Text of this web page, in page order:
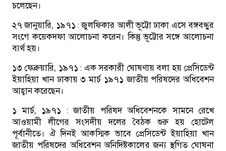
চলেছেন।
২৭ জানুয়ারি, ১৯৭১ : জুলফিকার আলী ভূট্টো ঢাকা এসে বঙ্গবন্ধুর
সংগে কয়েকদফা আলোচনা করেন। কিন্তু ভূট্টোর সঙ্গে আলোচনা
ব্যর্থ হয়।
১৩ ফেব্রুয়ারি, ১৯৭১ : এক সরকারী ঘোষণায় বলা হয় প্রেসিডেন্ট
ইয়াহিয়া খান ঢাকায় ৩ মার্চ ১৯৭১ জাতীয় পরিষদের অধিবেশন
আহ্বান করেছেন।
১ মার্চ, ১৯৭১ : জাতীয় পরিষদ অধিবেশনকে সামনে রেখে
আওয়ামী লীগের সংসদীয় দলের বৈঠক শুরু হয় হোটেল
পূর্বানীতে। ঐ দিনই আকস্মিক ভাবে প্রেসিডেন্ট ইয়াহিয়া খান
জাতীয় পরিষদের অধিবেশন অনিদিষ্টকালের জন্য স্থগিত ঘোষনা